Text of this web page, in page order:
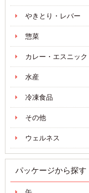
やきとり・レバー
惣菜
カレー・エスニック
水産
冷凍食品
その他
ウェルネス
パッケージから探す